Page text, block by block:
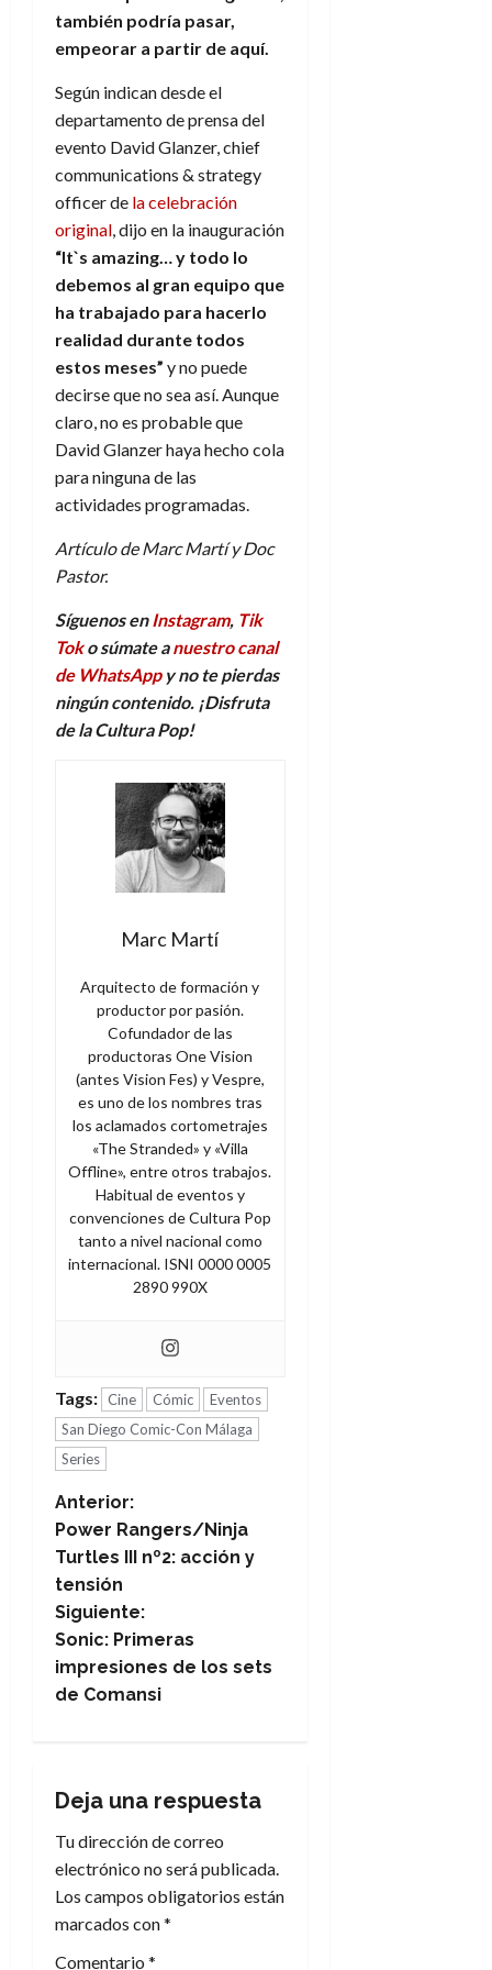
también podría pasar,
empeorar a partir de aquí.
Según indican desde el
departamento de prensa del
evento David Glanzer, chief
communications & strategy
officer de la celebración
original, dijo en la inauguración
“It`s amazing… y todo lo
debemos al gran equipo que
ha trabajado para hacerlo
realidad durante todos
estos meses” y no puede
decirse que no sea así. Aunque
claro, no es probable que
David Glanzer haya hecho cola
para ninguna de las
actividades programadas.
Artículo de Marc Martí y Doc
Pastor.
Síguenos enInstagram, Tik
Toko súmate anuestro canal
de WhatsAppy no te pierdas
ningún contenido. ¡Disfruta
de la Cultura Pop!
Marc Martí
Arquitecto de formación y
productor por pasión.
Cofundador de las
productoras One Vision
(antes Vision Fes) y Vespre,
es uno de los nombres tras
los aclamados cortometrajes
«The Stranded» y «Villa
Offline», entre otros trabajos.
Habitual de eventos y
convenciones de Cultura Pop
tanto a nivel nacional como
internacional. ISNI 0000 0005
2890 990X
Tags: Cine Cómic
Eventos
San Diego Comic-Con Málaga
Series
N
a
v
e
g
c
i
ó
n
Anterior:
Power Rangers/Ninja
Turtles III nº2: acción y
tensión
Siguiente:
Sonic: Primeras
impresiones de los sets
de Comansi
Deja una respuesta
Tu dirección de correo
electrónico no será publicada.
Los campos obligatorios están
marcados con*
Comentario *